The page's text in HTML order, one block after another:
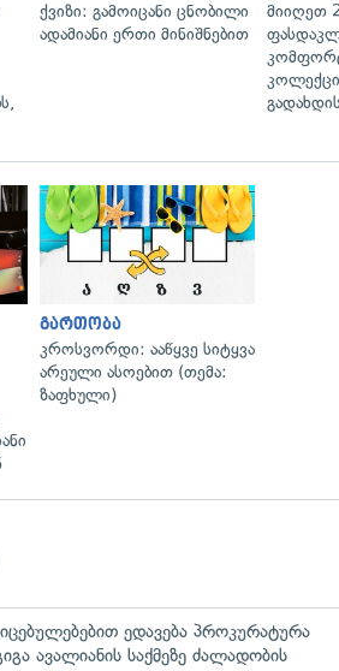
ქვიზი: გამოიცანი ცნობილი
ადამიანი ერთი მინიშნებით
მიიღეთ
გართობა
კროსვორდი: ააწყვე სიტყვა
არეული ასოებით (თემა:
ზაფხული)
ედავება პროკურატურა
ავალიანის საქმეზე ძალადობის